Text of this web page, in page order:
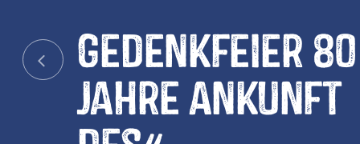
Gedenkfeier 80
Jahre Ankunft